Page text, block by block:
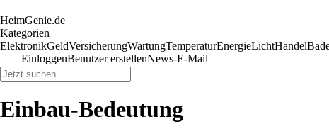
HeimGenie.de
Kategorien
ElektronikGeldVersicherungWartungTemperaturEnergieLichtHandel
EinloggenBenutzer erstellenNews-E-Mail
Einbau-Bedeutung